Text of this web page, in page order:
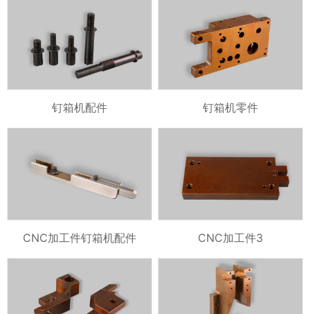
钉箱机配件 钉箱机零件
CNC加工件钉箱机配件 CNC加工件3